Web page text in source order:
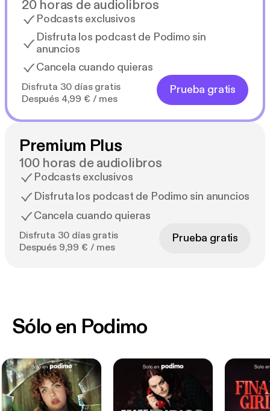
20 horas de audiolibros
Podcasts exclusivos
Disfruta los podcast de Podimo sin
anuncios
Cancela cuando quieras
Disfruta 30 días gratis
Después 4,99 € / mes
Prueba gratis
Premium Plus
100 horas de audiolibros
Podcasts exclusivos
Disfruta los podcast de Podimo sin anuncios
Cancela cuando quieras
Disfruta 30 días gratis
Después 9,99 € / mes
Prueba gratis
Sólo en Podimo